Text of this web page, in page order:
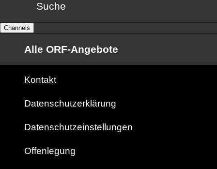
Suche
Channels
Alle ORF-Angebote
Kontakt
Datenschutzerklärung
Datenschutzeinstellungen
Offenlegung